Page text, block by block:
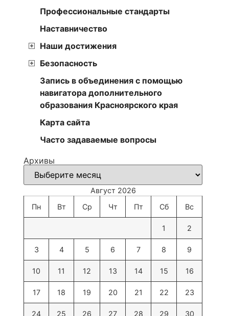
Профессиональные стандарты
Наставничество
Наши достижения
Безопасность
Запись в объединения с помощью
навигатора дополнительного
образования Красноярского края
Карта сайта
Часто задаваемые вопросы
Архивы
Август 2026
Пн
Вт Ср Чт Пт Сб Вс
1 2
3 4 5 6 7 8 9
10 11 12 13 14 15 16
17 18 19 20 21 22 23
24 25 26 27 28 29 30